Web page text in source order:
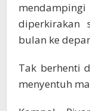
mendampingi
diperkirakan
bulan ke
Tak berhenti
menyentuh